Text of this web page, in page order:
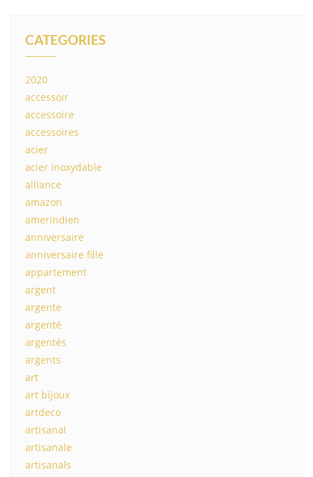
CATEGORIES
2020
accessoir
accessoire
accessoires
acier
acier inoxydable
alliance
amazon
amerindien
anniversaire
anniversaire fille
appartement
argent
argente
argenté
argentés
argents
art
art bijoux
artdeco
artisanal
artisanale
artisanals